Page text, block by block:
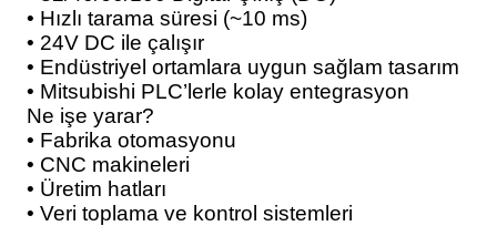
• Hızlı tarama süresi (~10 ms)
• 24V DC ile çalışır
• Endüstriyel ortamlara uygun sağlam tasarım
• Mitsubishi PLC’lerle kolay entegrasyon
Ne işe yarar?
• Fabrika otomasyonu
• CNC makineleri
• Üretim hatları
• Veri toplama ve kontrol sistemleri